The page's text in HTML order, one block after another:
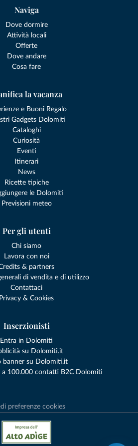
Naviga
Dove dormire
Attività locali
Offerte
Dove andare
Cosa fare
la vacanza
e Buoni Regalo
Gadgets Dolomiti
Cataloghi
Curiosità
Eventi
Itinerari
News
Ricette tipiche
le Dolomiti
Previsioni meteo
Per gli utenti
Chi siamo
Lavora con noi
& partners
di vendita e di utilizzo
Contattaci
Privacy & Cookies
Inserzionisti
Entra in Dolomiti
su Dolomiti.it
banner su Dolomiti.it
a 100.000 contatti B2C Dolomiti
preferenze cookies